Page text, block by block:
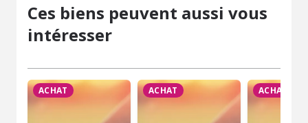
Ces biens peuvent aussi vous
intéresser
ACHAT ACHAT ACHAT